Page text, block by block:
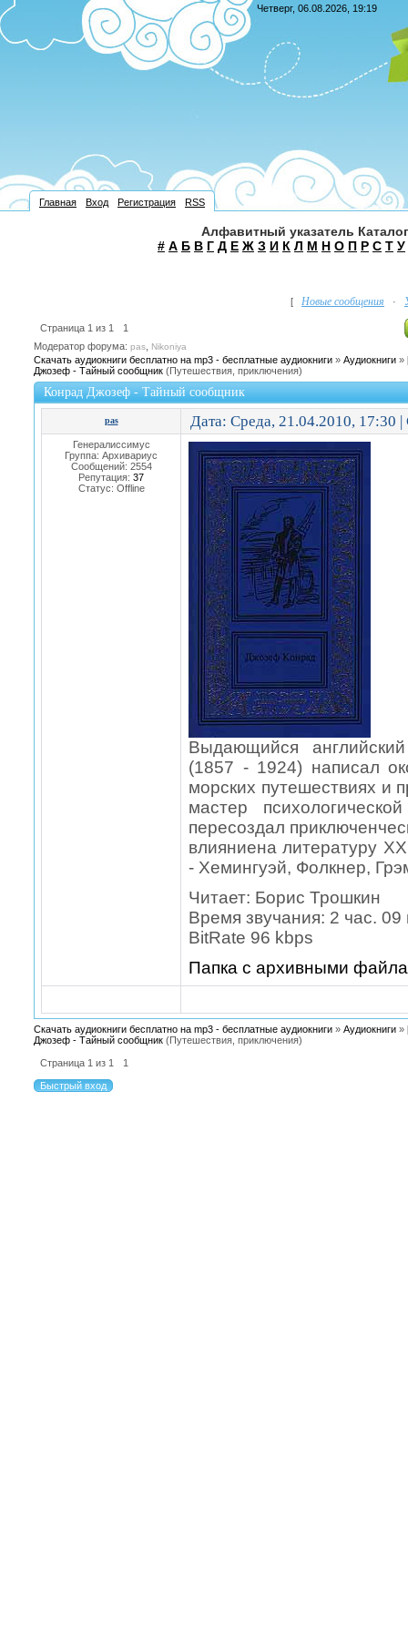
Четверг, 06.08.2026, 19:19
Главная Вход Регистрация RSS
Алфавитный указатель
# А Б В Г Д Е Ж З И К Л М Н О П Р С Т У
[ Новые сообщения ·
Страница 1 из 1
1
Модератор форума: pas Nikoniya
Скачать аудиокниги бесплатно на mp3 - бесплатные аудиокниги » Аудиокниги »
Джозеф - Тайный сообщник (Путешествия, приключения)
Конрад Джозеф - Тайный сообщник
pas Дата: Среда, 21.04.2010, 17:30
Генералиссимус
Группа: Архивариус
Сообщений: 2554
Репутация: 37
Статус: Offline
Выдающийся
(1857 - 1924) написал
морских путешествиях и
мастер
пересоздал
влияниена литературу
- Хемингуэй, Фолкнер,
Читает: Борис Трошкин
Время звучания: 2 час. 09
BitRate 96 kbps
Папка с архивными
Скачать аудиокниги бесплатно на mp3 - бесплатные аудиокниги » Аудиокниги »
Джозеф - Тайный сообщник (Путешествия, приключения)
Страница 1 из 1 1